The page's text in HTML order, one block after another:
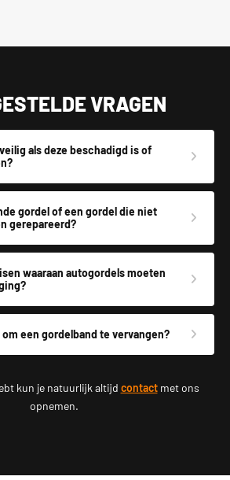
VRAGEN
als deze beschadigd is of
gordel of een gordel die niet
gerepareerd?
waaraan autogordels moeten
een gordelband te vervangen?
kun je natuurlijk altijd contactmet ons
opnemen.